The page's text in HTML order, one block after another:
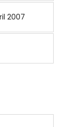
2007